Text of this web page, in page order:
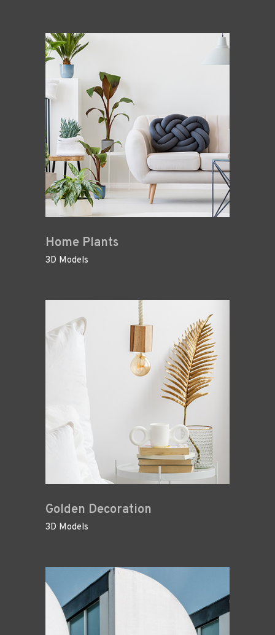
Home Plants
3D Models
Golden Decoration
3D Models